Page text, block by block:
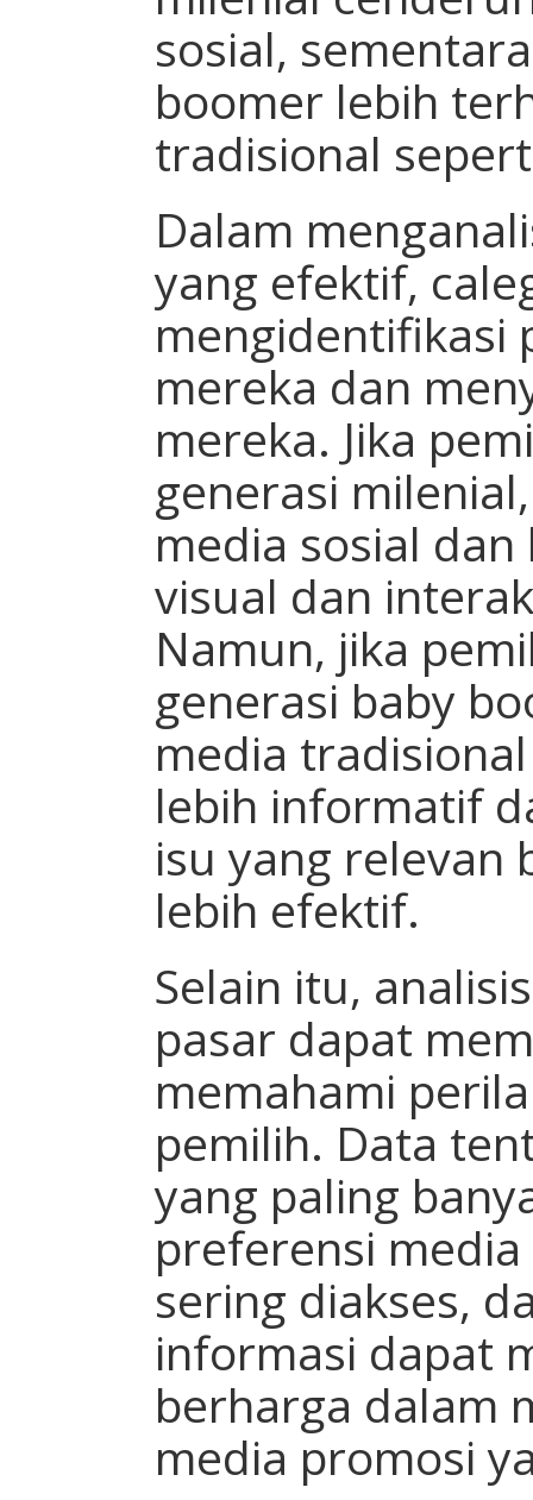
sosial,
boomer lebih
tradisional
Dalam
yang efektif,
mengidentifikasi
mereka dan
mereka. Jika
generasi
media sosial
visual dan
Namun, jika
generasi baby
media
lebih informatif
isu yang relevan
lebih efektif.
Selain itu,
pasar dapat
memahami
pemilih. Data
yang paling
preferensi
sering diakses,
informasi dapat
berharga dalam
media promosi